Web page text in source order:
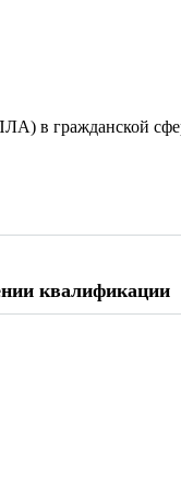
в гражданской
квалификации